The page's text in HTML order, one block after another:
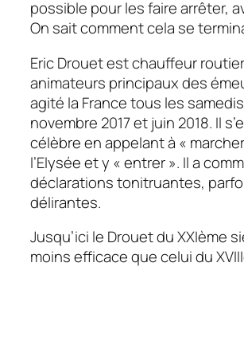
possible pour les faire arrêter,
On sait comment cela se
Eric Drouet est chauffeur
animateurs principaux des
agité la France tous les
novembre 2017 et juin 2018. Il
célèbre en appelant à «
l’Elysée et y « entrer ». Il a
déclarations tonitruantes,
délirantes.
Jusqu’ici le Drouet du XXIème
moins efficace que celui du